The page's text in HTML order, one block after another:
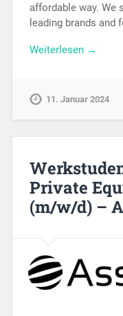
affordable way. We
leading brands and
Weiterlesen →
11. Januar 2024
Private
(m/w/d) –